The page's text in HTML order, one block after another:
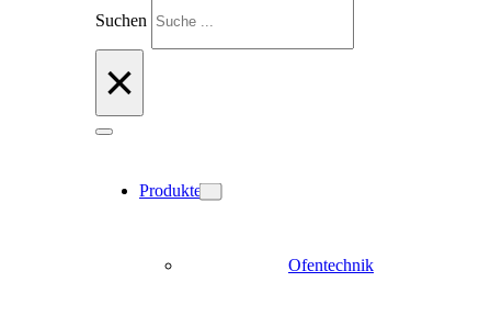
Suchen
×
Produkte
Ofentechnik